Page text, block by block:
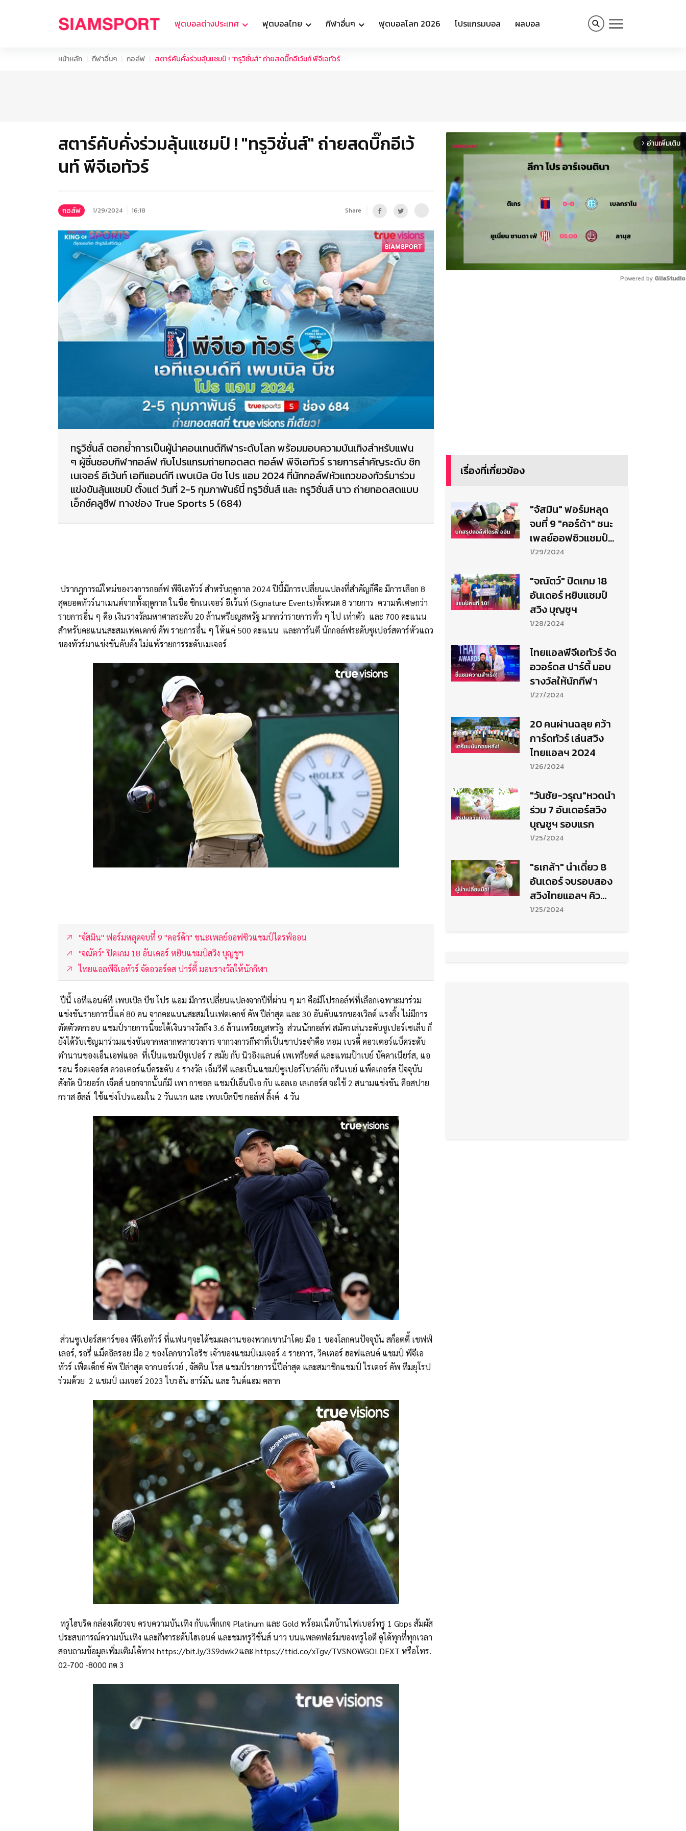
ฟุตบอลต่างประเทศ ฟุตบอลไทย กีฬาอื่นๆ ฟุตบอลโลก 2026 โปรแกรมบอล ผลบอล
หน้าหลัก กีฬาอื่นๆ กอล์ฟ สตาร์คับคั่งร่วมลุ้นแชมป์ ! "ทรูวิชั่นส์" ถ่ายสดบิ๊กอีเว้นท์ พีจีเอทัวร์
สตาร์คับคั่งร่วมลุ้นแชมป์ ! "ทรูวิชั่นส์" ถ่ายสดบิ๊กอีเว้
นท์ พีจีเอทัวร์
กอล์ฟ 1/29/2024 16:18 Share
ทรูวิชั่นส์ ตอกย้ำการเป็นผู้นำคอนเทนต์กีฬาระดับโลก พร้อมมอบความบันเทิงสำหรับแฟน
ๆ ผู้ชื่นชอบกีฬากอล์ฟ กับโปรแกรมถ่ายทอดสด กอล์ฟ พีจีเอทัวร์ รายการสำคัญระดับ ซิก
เนเจอร์ อีเว้นท์ เอทีแอนด์ที เพบเบิล บีช โปร แอม 2024 ที่นักกอล์ฟหัวแถวของทัวร์มาร่วม
แข่งขันลุ้นแชมป์ ตั้งแต่ วันที่ 2-5 กุมภาพันธ์นี้ ทรูวิชั่นส์ และ ทรูวิชั่นส์ นาว ถ่ายทอดสดแบบ
เอ็กซ์คลูซีฟ ทางช่อง True Sports 5 (684)
ปรากฎการณ์ใหม่ของวงการกอล์ฟ พีจีเอทัวร์ สำหรับฤดูกาล 2024 ปีนี้มีการเปลี่ยนแปลงที่สำคัญก็คือ มีการเลือก 8
สุดยอดทัวร์นาเมนต์จากทั้งฤดูกาล ในชื่อ ซิกเนเจอร์ อีเว้นท์ (Signature Events)ทั้งหมด 8 รายการ ความพิเศษกว่า
รายการอื่น ๆ คือ เงินรางวัลมหาศาลระดับ 20 ล้านหรียญสหรัฐ มากกว่ารายการทั่ว ๆ ไป เท่าตัว และ 700 คะแนน
สำหรับคะแนนสะสมเฟดเดกซ์ คัพ รายการอื่น ๆ ให้แค่ 500 คะแนน และการันตี นักกอล์ฟระดับซูเปอร์สตาร์หัวแถว
ของทัวร์มาแข่งขันคับคั่ง ไม่แพ้รายการระดับเมเจอร์
"จัสมิน" ฟอร์มหลุดจบที่ 9 "คอร์ด้า" ชนะเพลย์ออฟซิวแชมป์ไดรฟ์ออน
"จณัตว์" ปิดเกม 18 อันเดอร์ หยิบแชมป์สวิง บุญชูฯ
ไทยแอลพีจีเอทัวร์ จัดอวอร์ดส ปาร์ตี้ มอบรางวัลให้นักกีฬา
ปีนี้ เอทีแอนด์ที เพบเบิล บีช โปร แอม มีการเปลี่ยนแปลงจากปีที่ผ่าน ๆ มา คือมีโปรกอล์ฟที่เลือกเฉพาะมาร่วม
แข่งขันรายการนี้แค่ 80 คน จากคะแนนสะสมในเฟดเดกซ์ คัพ ปีล่าสุด และ 30 อันดับแรกของเวิลด์ แรงกิ้ง ไม่มีการ
ตัดตัวตกรอบ แชมป์รายการนี้จะได้เงินรางวัลถึง 3.6 ล้านเหรียญสหรัฐ ส่วนนักกอล์ฟ สมัครเล่นระดับซูเปอร์เซเล็บ ก็
ยังได้รับเชิญมาร่วมแข่งขันจากหลากหลายวงการ จากวงการกีฬาที่เป็นขาประจำคือ ทอม เบรดี้ คอวเตอร์แบ็คระดับ
ตำนานของเอ็นเอฟแอล ที่เป็นแชมป์ซูเปอร์ 7 สมัย กับ นิวอิงแลนด์ เพเทรียตส์ และแทมป้าเบย์ บัคคาเนียร์ส, แอ
รอน ร็อดเจอร์ส ควอเตอร์แบ็คระดับ 4 รางวัล เอ็มวีพี และเป็นแชมป์ซูเปอร์โบวล์กับ กรีนเบย์ แพ็คเกอร์ส ปัจจุบัน
สังกัด นิวยอร์ก เจ็ตส์ นอกจากนั้นก็มี เพา กาซอล แชมป์เอ็นบีเอ กับ แอลเอ เลเกอร์ส จะใช้ 2 สนามแข่งขัน คือสปาย
กราส ฮิลล์ ใช้แข่งโปรแอมใน 2 วันแรก และ เพบเบิลบีช กอล์ฟ ลิ้งค์ 4 วัน
ส่วนซูเปอร์สตาร์ของ พีจีเอทัวร์ ที่แฟนๆจะได้ชมผลงานของพวกเขานำโดย มือ 1 ของโลกคนปัจจุบัน สก็อตตี้ เชฟฟ์
เลอร์, รอรี่ แม็คอิลรอย มือ 2 ของโลกชาวไอริช เจ้าของแชมป์เมเจอร์ 4 รายการ, วิคเตอร์ ฮอฟแลนด์ แชมป์ พีจีเอ
ทัวร์ เฟ็ดเด็กซ์ คัพ ปีล่าสุด จากนอร์เวย์ , จัสติน โรส แชมป์รายการนี้ปีล่าสุด และสมาชิกแชมป์ ไรเดอร์ คัพ ทีมยุโรป
ร่วมด้วย 2 แชมป์ เมเจอร์ 2023 ไบรอัน ฮาร์มัน และ วินด์แฮม คลาก
ทรูไฮบริด กล่องเดียวจบ ครบความบันเทิง กับแพ็กเกจ Platinum และ Gold พร้อมเน็ตบ้านไฟเบอร์ทรู 1 Gbps สัมผัส
ประสบการณ์ความบันเทิง และกีฬาระดับไฮเอนด์ และชมทรูวิชั่นส์ นาว บนแพลตฟอร์มของทรูไอดี ดูได้ทุกที่ทุกเวลา
สอบถามข้อมูลเพิ่มเติมได้ทาง https://bit.ly/3S9dwk2และ https://ttid.co/xTgv/TVSNOWGOLDEXT หรือโทร.
02-700 -8000 กด 3
arrow_forward_ios อ่านเพิ่มเติม
Powered by
เรื่องที่เกี่ยวข้อง
"จัสมิน" ฟอร์มหลุด
จบที่ 9 "คอร์ด้า" ชนะ
เพลย์ออฟซิวแชมป์
ไดรฟ์ออน
1/29/2024
"จณัตว์" ปิดเกม 18
อันเดอร์ หยิบแชมป์
สวิง บุญชูฯ
1/28/2024
ไทยแอลพีจีเอทัวร์ จัด
อวอร์ดส ปาร์ตี้ มอบ
รางวัลให้นักกีฬา
1/27/2024
20 คนผ่านฉลุย คว้า
การ์ดทัวร์ เล่นสวิง
ไทยแอลฯ 2024
1/26/2024
"วันชัย-วรุณ"หวดนำ
ร่วม 7 อันเดอร์สวิง
บุญชูฯ รอบแรก
1/25/2024
"ธเกล้า" นำเดี่ยว 8
อันเดอร์ จบรอบสอง
สวิงไทยแอลฯ คิว
สกูล
1/25/2024